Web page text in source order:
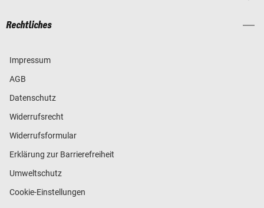
Rechtliches
Impressum
AGB
Datenschutz
Widerrufsrecht
Widerrufsformular
Erklärung zur Barrierefreiheit
Umweltschutz
Cookie-Einstellungen